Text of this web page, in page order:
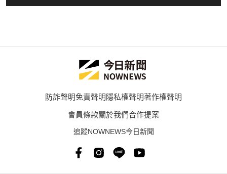
防詐聲明免責聲明隱私權聲明著作權聲明
會員條款關於我們合作提案
追蹤NOWNEWS今日新聞